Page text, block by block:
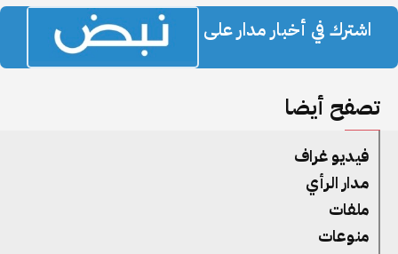
اشترك في أخبار مدار على
تصفح أيضا
فيديو غراف
مدار الرأي
ملفات
منوعات